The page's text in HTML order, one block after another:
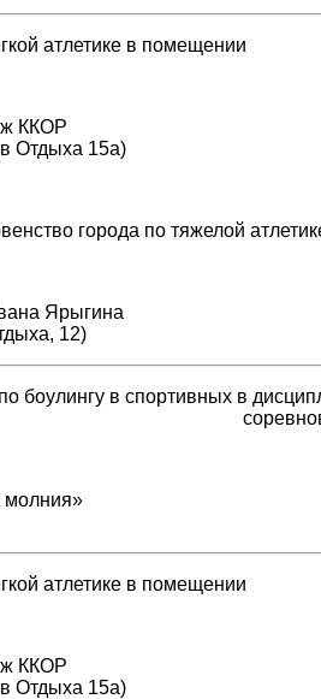
атлетике в помещении
ККОР
Отдыха 15а)
города по тяжелой
Ярыгина
12)
боулингу в спортивных в
молния»
атлетике в помещении
ККОР
Отдыха 15а)